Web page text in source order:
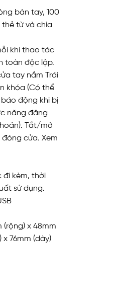
bàn tay, 100
thẻ từ và chìa
khi thao tác
toàn độc lập.
tay nắm Trái
khóa (Có thể
động khi bị
năng đăng
Tắt/mở
cửa. Xem
đi kèm, thời
sử dụng.
(rộng) x 48mm
x 76mm (dày)
quantity